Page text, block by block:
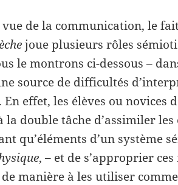
de la communication, le
joue plusieurs rôles
le montrons ci-dessous –
source de difficultés
effet, les élèves ou novices
la double tâche d’assimiler
qu’éléments d’un système
, – et de s’approprier
manière à les utiliser